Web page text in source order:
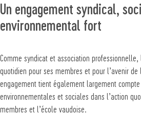
Un engagement syndical,
environnemental fort
Comme syndicat et association professionnelle,
quotidien pour ses membres et pour l’avenir de
engagement tient également largement
environnementales et sociales dans l’action
membres et l’école vaudoise.